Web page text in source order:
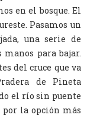
en el bosque. El
Pasamos un
una serie de
para bajar.
del cruce que va
de Pineta
el río sin puente
la opción más